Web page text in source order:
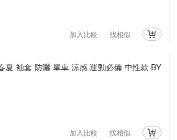
加入比較 找相似
夏 袖套 防曬 單車 涼感 運動必備 中性款 BY
加入比較 找相似